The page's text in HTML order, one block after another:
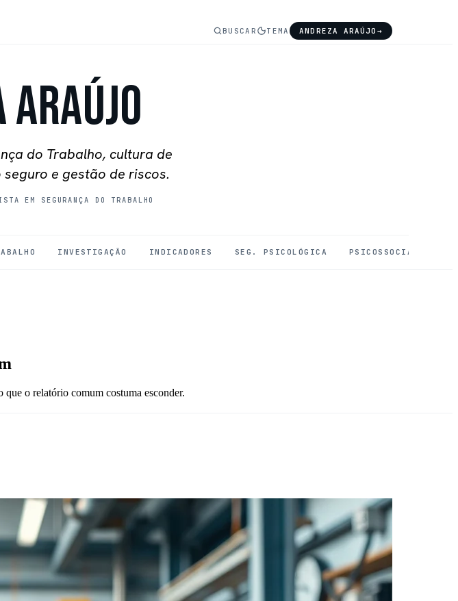
BUSCAR TEMA ANDREZA ARAÚJO →
Araújo
do Trabalho, cultura de
e gestão de riscos.
EM SEGURANÇA DO TRABALHO
INVESTIGAÇÃO INDICADORES SEG. PSICOLÓGICA PSICOSSOCIAIS
o relatório comum costuma esconder.